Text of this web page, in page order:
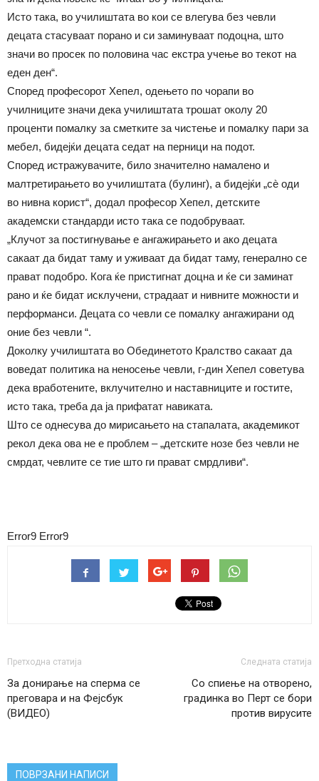
Исто така, во училиштата во кои се влегува без чевли
децата стасуваат порано и си заминуваат подоцна, што
значи во просек по половина час екстра учење во текот на
еден ден“.
Според професорот Хепел, одењето по чорапи во
училниците значи дека училиштата трошат околу 20
проценти помалку за сметките за чистење и помалку пари за
мебел, бидејќи децата седат на перници на подот.
Според истражувачите, било значително намалено и
малтретирањето во училиштата (булинг), а бидејќи „сè оди
во нивна корист“, додал професор Хепел, детските
академски стандарди исто така се подобруваат.
„Клучот за постигнување е ангажирањето и ако децата
сакаат да бидат таму и уживаат да бидат таму, генерално се
прават подобро. Кога ќе пристигнат доцна и ќе си заминат
рано и ќе бидат исклучени, страдаат и нивните можности и
перформанси. Децата со чевли се помалку ангажирани од
оние без чевли “.
Доколку училиштата во Обединетото Кралство сакаат да
воведат политика на неносење чевли, г-дин Хепел советува
дека вработените, вклучително и наставниците и гостите,
исто така, треба да ја прифатат навиката.
Што се однесува до мирисањето на стапалата, академикот
рекол дека ова не е проблем – „детските нозе без чевли не
смрдат, чевлите се тие што ги прават смрдливи“.
Error9 Error9
Претходна статија
За донирање на сперма се
преговара и на Фејсбук
(ВИДЕО)
Следната статија
Со спиење на отворено,
градинка во Перт се бори
против вирусите
ПОВРЗАНИ НАПИСИ